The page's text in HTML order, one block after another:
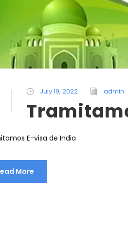
July 19, 2022 admin
E-visa de India
More